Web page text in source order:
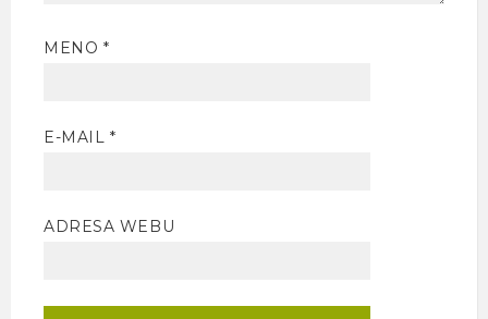
MENO *
E-MAIL *
ADRESA WEBU